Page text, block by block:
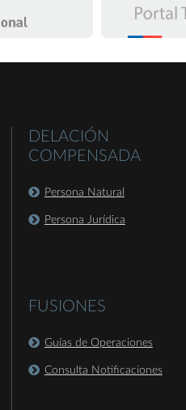
DELACIÓN
COMPENSADA
Persona Natural
Persona Jurídica
FUSIONES
Guías de Operaciones
Consulta Notificaciones